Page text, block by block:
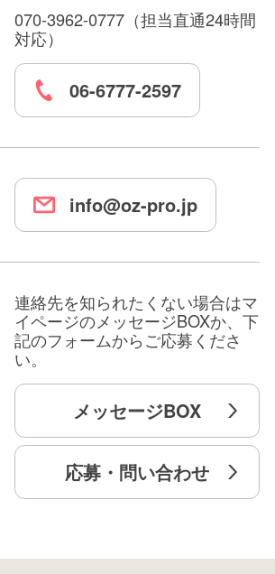
070-3962-0777（担当直通24時間
対応）
06-6777-2597
info@oz-pro.jp
連絡先を知られたくない場合はマ
イページのメッセージBOXか、下
記のフォームからご応募くださ
い。
メッセージBOX
応募・問い合わせ